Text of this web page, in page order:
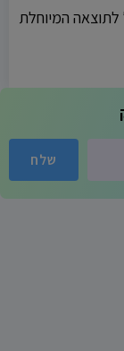
לתוצאה המיוחלת
שלח